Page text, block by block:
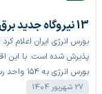
13 نیروگاه جدید برق تجدیدپذیر در بورس انرژی پذیرش شدند
پذیرش شده است. با این
و تعداد کل نیروگاه‌های تولید پراکنده
27 شهریور 1404